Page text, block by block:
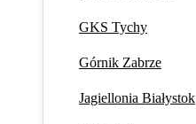
GKS Tychy
Górnik Zabrze
Jagiellonia Białystok